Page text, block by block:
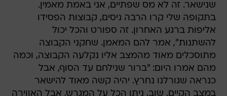
שנישאר. זה לא מס שפתיים, אני באמת מאמין.
בתקופה שלי קרו הרבה ניסים, קבוצות הפסידו
אליפות ברגע האחרון. זה ספורט והכל יכול
להשתנות", אמר להם המאמן. שחקני הקבוצה
מתוסכלים מאוד מהמצב אליו נקלעה הקבוצה, וכמה
מהם אמרו היום: "ברור שנילחם עד הסוף, אבל
כנראה שגורלנו נחרץ. יהיה קשה מאוד להישאר
במצב הקיים. שוב, ניתן הכל על המגרש, אבל האווירה